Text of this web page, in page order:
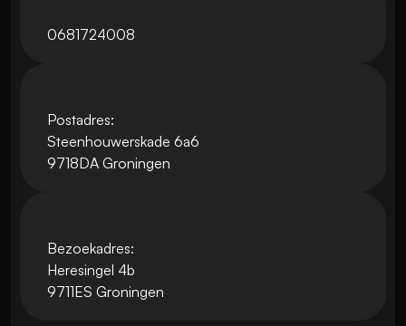
0681724008
Postadres:
Steenhouwerskade 6a6
9718DA Groningen
Bezoekadres:
Heresingel 4b
9711ES Groningen